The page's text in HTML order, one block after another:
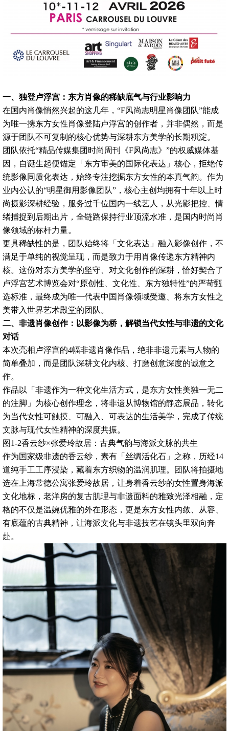
一、独登卢浮宫：东方肖像的稀缺底气与行业影响力
在国内肖像悄然兴起的这几年，“F风尚志明星肖像团队”能成
为唯一携东方女性肖像登陆卢浮宫的创作者，并非偶然，而是
源于团队不可复制的核心优势与深耕东方美学的长期积淀。
团队依托“精品传媒集团时尚周刊《F风尚志》”的权威媒体基
因，自诞生起便锚定「东方审美的国际化表达」核心，拒绝传
统影像同质化表达，始终专注挖掘东方女性的本真气韵。作为
业内公认的“明星御用影像团队”，核心主创均拥有十年以上时
尚摄影深耕经验，服务过千位国内一线艺人，从光影把控、情
绪捕捉到后期出片，全链路保持行业顶流水准，是国内时尚肖
像领域的标杆力量。
更具稀缺性的是，团队始终将「文化表达」融入影像创作，不
满足于单纯的视觉呈现，而是致力于用肖像传递东方精神内
核。这份对东方美学的坚守、对文化创作的深耕，恰好契合了
卢浮宫艺术博览会对“原创性、文化性、东方独特性”的严苛甄
选标准，最终成为唯一代表中国肖像领域受邀、将东方女性之
美带入世界艺术殿堂的团队。
二、非遗肖像创作：以影像为桥，解锁当代女性与非遗的文化
对话
本次亮相卢浮宫的4幅非遗肖像作品，绝非非遗元素与人物的
简单叠加，而是团队深耕文化内核、打磨创意深度的诚意之
作。
作品以「非遗作为一种文化生活方式，是东方女性美独一无二
的注脚」为核心创作理念，将非遗从博物馆的静态展品，转化
为当代女性可触摸、可融入、可表达的生活美学，完成了传统
文脉与现代女性精神的深度共振。
图1-2香云纱×张爱玲故居：古典气韵与海派文脉的共生
作为国家级非遗的香云纱，素有「丝绸活化石」之称，历经14
道纯手工工序浸染，藏着东方织物的温润肌理。团队将拍摄地
选在上海常德公寓张爱玲故居，让身着香云纱的女性置身海派
文化地标，老洋房的复古肌理与非遗面料的雅致光泽相融，定
格的不仅是温婉优雅的外在形态，更是东方女性内敛、从容、
有底蕴的古典精神，让海派文化与非遗技艺在镜头里双向奔
赴。